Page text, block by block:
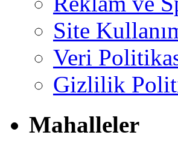
Site
Veri
Gizlilik
Mahalleler